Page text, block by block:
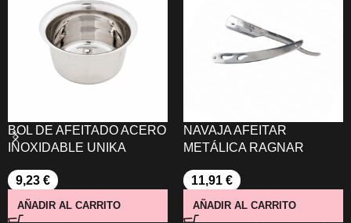
BOL DE AFEITADO ACERO
INOXIDABLE UNIKA
9,23 €
AÑADIR AL CARRITO
NAVAJA AFEITAR
METÁLICA RAGNAR
11,91 €
AÑADIR AL CARRITO